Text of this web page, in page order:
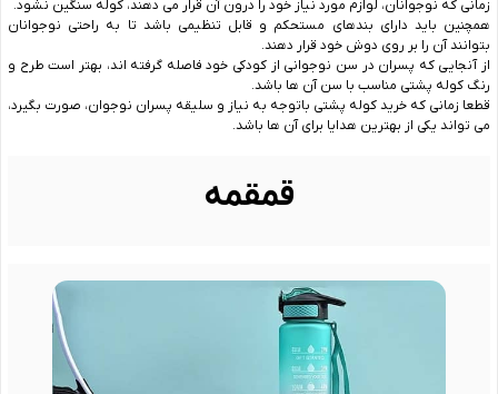
زمانی که نوجوانان، لوازم مورد نیاز خود را درون آن قرار می دهند، کوله سنگین نشود.
همچنین باید دارای بندهای مستحکم و قابل تنظیمی باشد تا به راحتی نوجوانان
بتوانند آن را بر روی دوش خود قرار دهند.
از آنجایی که پسران در سن نوجوانی از کودکی خود فاصله گرفته اند، بهتر است طرح و
رنگ کوله پشتی مناسب با سن آن ها باشد.
قطعا زمانی که خرید کوله پشتی باتوجه به نیاز و سلیقه پسران نوجوان، صورت بگیرد،
می تواند یکی از بهترین هدایا برای آن ها باشد.
قمقمه